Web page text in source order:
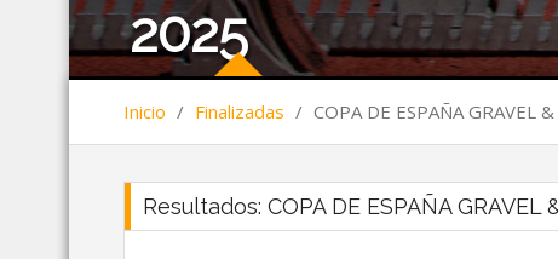
2025
Inicio / Finalizadas / COPA DE ESPAÑA GRAVEL
Resultados: COPA DE ESPAÑA